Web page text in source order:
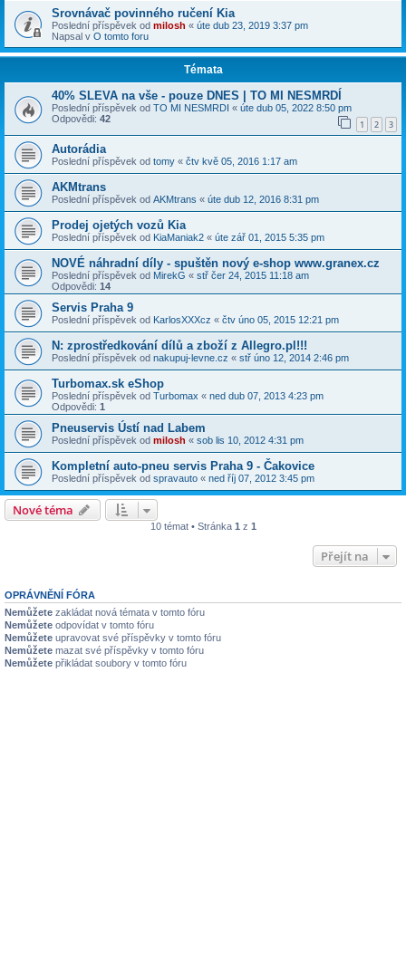
Srovnávač povinného ručení Kia
Poslední příspěvek od milosh « úte dub 23, 2019 3:37 pm
Napsal v O tomto foru
Témata
40% SLEVA na vše - pouze DNES | TO MI NESMRDÍ
Poslední příspěvek od TO MI NESMRDI « úte dub 05, 2022 8:50 pm
Odpovědi: 42 1 2 3
Autorádia
Poslední příspěvek od tomy « čtv kvě 05, 2016 1:17 am
AKMtrans
Poslední příspěvek od AKMtrans « úte dub 12, 2016 8:31 pm
Prodej ojetých vozů Kia
Poslední příspěvek od KiaManiak2 « úte zář 01, 2015 5:35 pm
NOVÉ náhradní díly - spuštěn nový e-shop www.granex.cz
Poslední příspěvek od MirekG « stř čer 24, 2015 11:18 am
Odpovědi: 14
Servis Praha 9
Poslední příspěvek od KarlosXXXcz « čtv úno 05, 2015 12:21 pm
N: zprostředkování dílů a zboží z Allegro.pl!!!
Poslední příspěvek od nakupuj-levne.cz « stř úno 12, 2014 2:46 pm
Turbomax.sk eShop
Poslední příspěvek od Turbomax « ned dub 07, 2013 4:23 pm
Odpovědi: 1
Pneuservis Ústí nad Labem
Poslední příspěvek od milosh « sob lis 10, 2012 4:31 pm
Kompletní auto-pneu servis Praha 9 - Čakovice
Poslední příspěvek od spravauto « ned říj 07, 2012 3:45 pm
Nové téma
10 témat • Stránka 1 z 1
Přejít na
OPRÁVNĚNÍ FÓRA
Nemůžete zakládat nová témata v tomto fóru
Nemůžete odpovídat v tomto fóru
Nemůžete upravovat své příspěvky v tomto fóru
Nemůžete mazat své příspěvky v tomto fóru
Nemůžete přikládat soubory v tomto fóru